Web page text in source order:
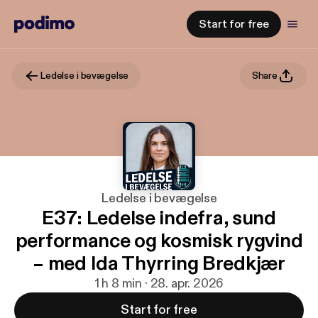
Start for free
Ledelse i bevægelse Share
Ledelse i bevægelse
E37: Ledelse indefra, sund
performance og kosmisk rygvind
– med Ida Thyrring Bredkjær
1 h 8 min · 28. apr. 2026
Start for free